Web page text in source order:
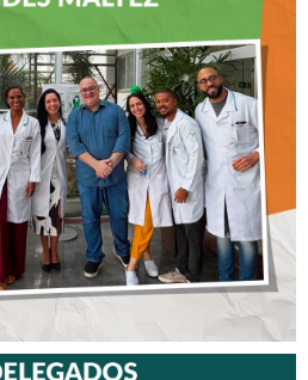
EDUCAÇÃO
AOS
DAS UTIs
ARISTIDES